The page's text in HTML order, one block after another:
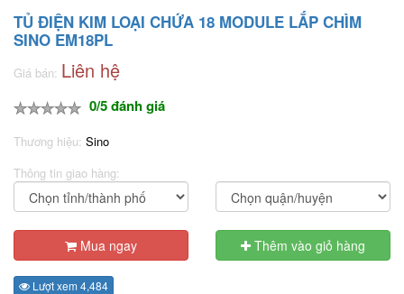
TỦ ĐIỆN KIM LOẠI CHỨA 18 MODULE LẮP CHÌM
SINO EM18PL
Giá bán: Liên hệ
0/5 đánh giá
Thương hiệu: Sino
Thông tin giao hàng:
Mua ngay Thêm vào giỏ hàng
Lượt xem 4,484